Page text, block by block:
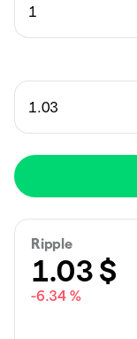
Ripple
1.03 $
-6.34 %